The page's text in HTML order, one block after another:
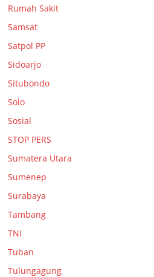
Rumah Sakit
Samsat
Satpol PP
Sidoarjo
Situbondo
Solo
Sosial
STOP PERS
Sumatera Utara
Sumenep
Surabaya
Tambang
TNI
Tuban
Tulungagung